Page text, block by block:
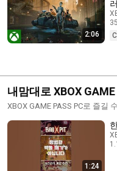
2:06
내맘대로 XBOX
XBOX GAME PASS PC로 즐길
1:24